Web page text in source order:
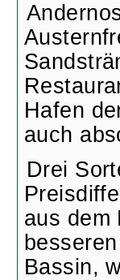
Hafen
auch
Drei
aus dem
Bassin,